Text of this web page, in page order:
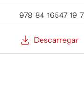
978-84-16547-19-7
Descarregar